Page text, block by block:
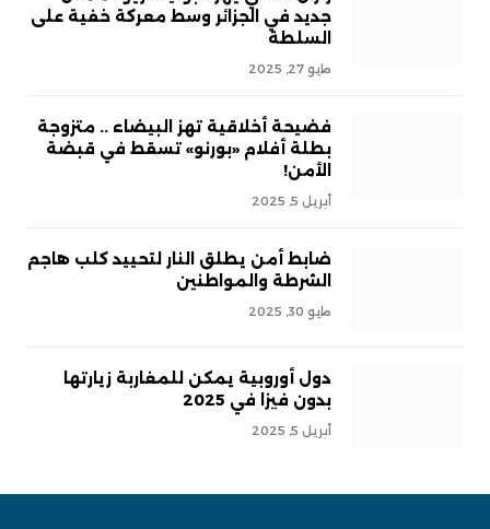
جديد في الجزائر وسط معركة خفية على
السلطة
مايو 27, 2025
فضيحة أخلاقية تهز البيضاء .. متزوجة
بطلة أفلام «بورنو» تسقط في قبضة
الأمن!
أبريل 5, 2025
ضابط أمن يطلق النار لتحييد كلب هاجم
الشرطة والمواطنين
مايو 30, 2025
دول أوروبية يمكن للمغاربة زيارتها
بدون فيزا في 2025
أبريل 5, 2025